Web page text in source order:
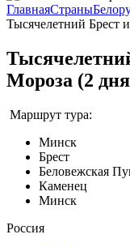
ГлавнаяСтраны
Тысячелетний Брест
Мороза (2
Маршрут тура:
Минск
Брест
Беловежская
Каменец
Минск
Россия